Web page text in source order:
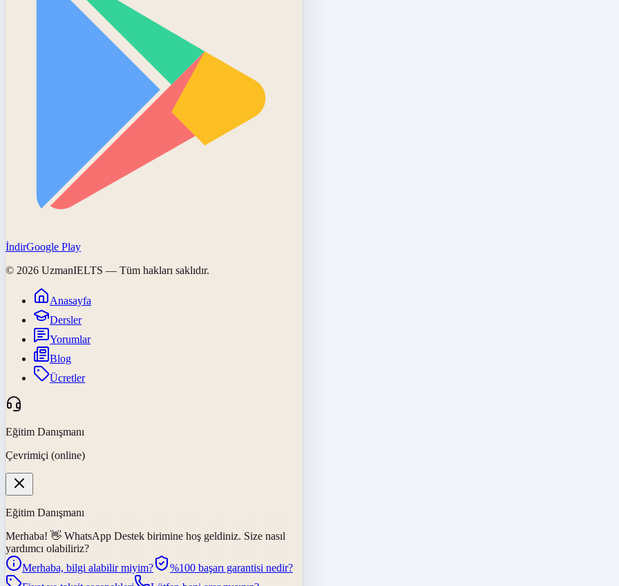
İndirGoogle Play
© 2026 UzmanIELTS — Tüm hakları saklıdır.
Anasayfa
Dersler
Yorumlar
Blog
Ücretler
Eğitim Danışmanı
Çevrimiçi (online)
Eğitim Danışmanı
Merhaba! 👋 WhatsApp Destek birimine hoş geldiniz. Size nasıl
yardımcı olabiliriz?
Merhaba, bilgi alabilir miyim?
%100 başarı garantisi nedir?